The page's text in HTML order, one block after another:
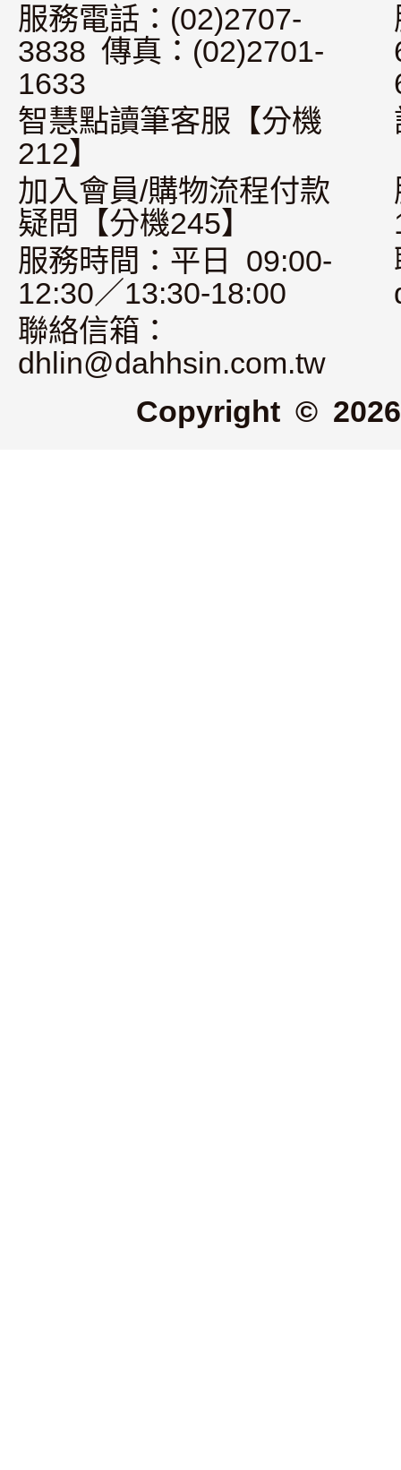
服務電話：(02)2707-
3838 傳真：(02)2701-
1633
智慧點讀筆客服【分機
212】
加入會員/購物流程付款
疑問【分機245】
服務時間：平日 09:00-
12:30／13:30-18:00
聯絡信箱：
dhlin@dahhsin.com.tw
Copyright ©